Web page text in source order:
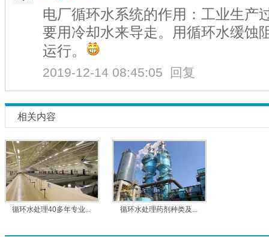
电厂循环水系统的作用：工业生产
要用冷却水来导走。用循环水缓蚀
运行。
2019-12-14 08:45:05 回复
相关内容
循环水处理40多年专业... 循环水处理药剂种类及...